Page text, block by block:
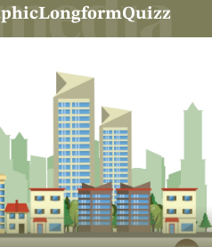
LongformQuizz